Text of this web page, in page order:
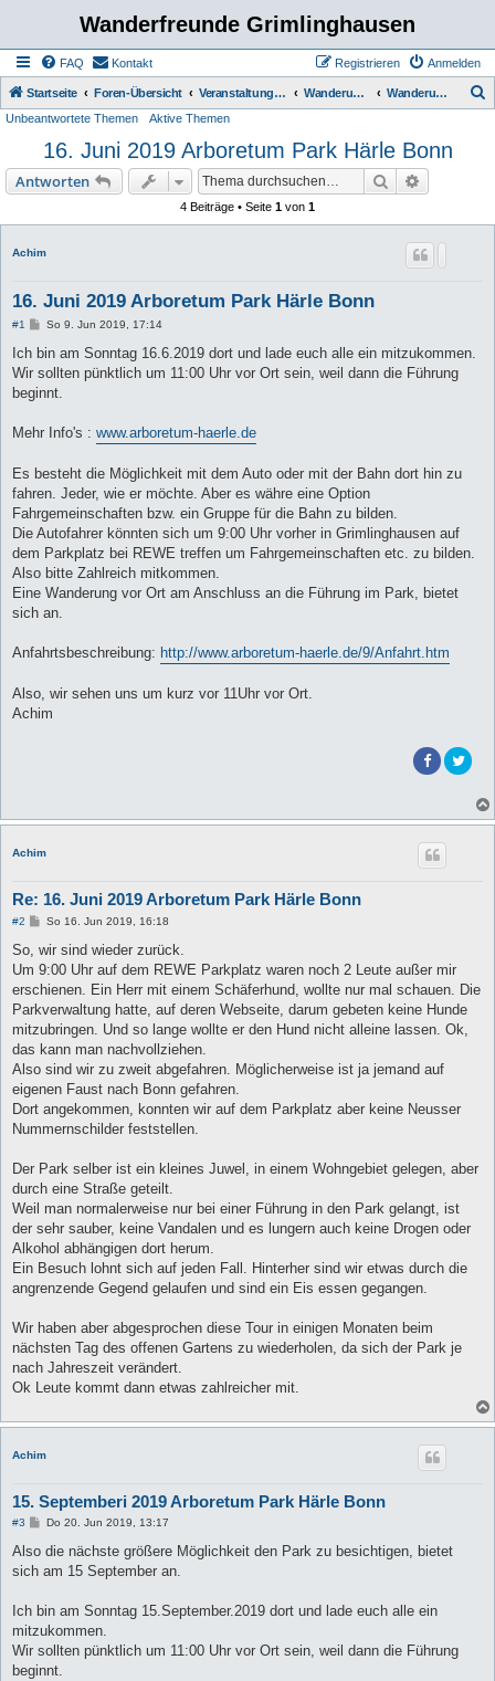
Wanderfreunde Grimlinghausen
FAQ Kontakt Anmelden
Registrieren
Startseite Foren-Übersicht Veranstaltungen / Wanderungen Wanderungen Wanderungen bis 5 km
Unbeantwortete Themen Aktive Themen
16. Juni 2019 Arboretum Park Härle Bonn
Antworten Suche
4 Beiträge • Seite 1 von 1
Achim
16. Juni 2019 Arboretum Park Härle Bonn
#1
B
i
r
a
So 9. Jun 2019, 17:14
Ich bin am Sonntag 16.6.2019 dort und lade euch alle ein mitzukommen.
Wir sollten pünktlich um 11:00 Uhr vor Ort sein, weil dann die Führung
beginnt.
Mehr Info's : www.arboretum-haerle.de
Es besteht die Möglichkeit mit dem Auto oder mit der Bahn dort hin zu
fahren. Jeder, wie er möchte. Aber es währe eine Option
Fahrgemeinschaften bzw. ein Gruppe für die Bahn zu bilden.
Die Autofahrer könnten sich um 9:00 Uhr vorher in Grimlinghausen auf
dem Parkplatz bei REWE treffen um Fahrgemeinschaften etc. zu bilden.
Also bitte Zahlreich mitkommen.
Eine Wanderung vor Ort am Anschluss an die Führung im Park, bietet
sich an.
Anfahrtsbeschreibung: http://www.arboretum-haerle.de/9/Anfahrt.htm
Also, wir sehen uns um kurz vor 11Uhr vor Ort.
Achim
Achim
Re: 16. Juni 2019 Arboretum Park Härle Bonn
#2
B
i
r
a
So 16. Jun 2019, 16:18
So, wir sind wieder zurück.
Um 9:00 Uhr auf dem REWE Parkplatz waren noch 2 Leute außer mir
erschienen. Ein Herr mit einem Schäferhund, wollte nur mal schauen. Die
Parkverwaltung hatte, auf deren Webseite, darum gebeten keine Hunde
mitzubringen. Und so lange wollte er den Hund nicht alleine lassen. Ok,
das kann man nachvollziehen.
Also sind wir zu zweit abgefahren. Möglicherweise ist ja jemand auf
eigenen Faust nach Bonn gefahren.
Dort angekommen, konnten wir auf dem Parkplatz aber keine Neusser
Nummernschilder feststellen.
Der Park selber ist ein kleines Juwel, in einem Wohngebiet gelegen, aber
durch eine Straße geteilt.
Weil man normalerweise nur bei einer Führung in den Park gelangt, ist
der sehr sauber, keine Vandalen und es lungern auch keine Drogen oder
Alkohol abhängigen dort herum.
Ein Besuch lohnt sich auf jeden Fall. Hinterher sind wir etwas durch die
angrenzende Gegend gelaufen und sind ein Eis essen gegangen.
Wir haben aber abgesprochen diese Tour in einigen Monaten beim
nächsten Tag des offenen Gartens zu wiederholen, da sich der Park je
nach Jahreszeit verändert.
Ok Leute kommt dann etwas zahlreicher mit.
Achim
15. Septemberi 2019 Arboretum Park Härle Bonn
#3
B
r
Do 20. Jun 2019, 13:17
Also die nächste größere Möglichkeit den Park zu besichtigen, bietet
sich am 15 September an.
Ich bin am Sonntag 15.September.2019 dort und lade euch alle ein
mitzukommen.
Wir sollten pünktlich um 11:00 Uhr vor Ort sein, weil dann die Führung
beginnt.